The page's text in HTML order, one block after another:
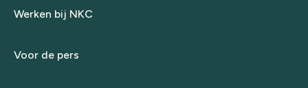
Werken bij NKC
Voor de pers